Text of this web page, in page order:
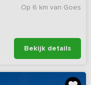
Op 6 km van Goes
Bekijk details